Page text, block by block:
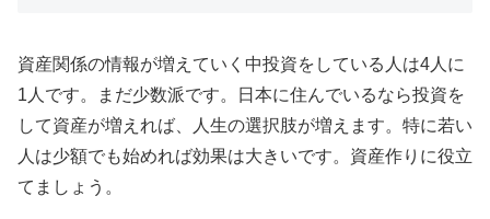
資産関係の情報が増えていく中投資をしている人は4人に
1人です。まだ少数派です。日本に住んでいるなら投資を
して資産が増えれば、人生の選択肢が増えます。特に若い
人は少額でも始めれば効果は大きいです。資産作りに役立
てましょう。